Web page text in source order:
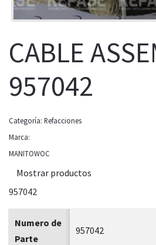
CABLE
957042
Categoría: Refacciones
Marca:
MANITOWOC
Mostrar productos
957042
Numero de
Parte
957042